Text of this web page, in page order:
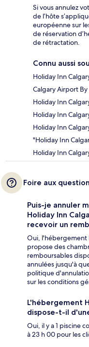
Si vous annulez
de l’hôte
européenne sur
de réservation
de rétractation.
Connu aussi
Holiday Inn
Calgary Airport
Holiday Inn
Holiday Inn
Holiday Inn
"Holiday Inn
Holiday Inn
Foire aux
Puis-je annuler
Holiday Inn
recevoir un
Oui, l'hébergement
propose des
remboursables
annulées jusqu'à
politique
sur les conditions
L'hébergement
dispose-t-il
Oui, il y a 1 piscine
à 23 h 00 pour les